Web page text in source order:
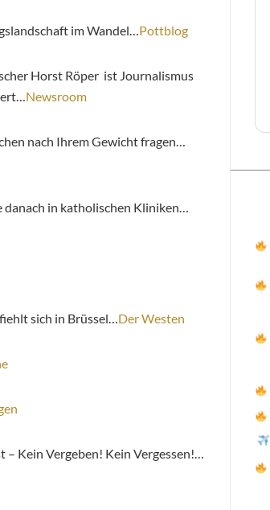
im Wandel… Pottblog
Horst Röper ist Journalismus
Newsroom
nach Ihrem Gewicht fragen…
in katholischen Kliniken…
sich in Brüssel… Der Westen
Kein Vergeben! Kein Vergessen!…